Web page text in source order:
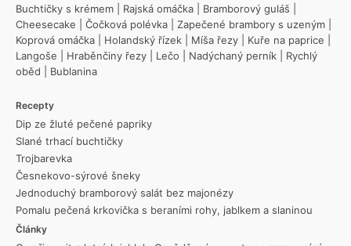
Buchtičky s krémem
Rajská omáčka Bramborový guláš
Cheesecake
Čočková polévka Zapečené brambory s uzeným
Koprová omáčka
Holandský řízek Míša řezy Kuře na paprice
Langoše
Hraběnčiny řezy Lečo Nadýchaný perník
Rychlý
oběd
Bublanina
Recepty
Dip ze žluté pečené papriky
Slané trhací buchtičky
Trojbarevka
Česnekovo-sýrové šneky
Jednoduchý bramborový salát bez majonézy
Pomalu pečená krkovička s beraními rohy, jablkem a slaninou
Články